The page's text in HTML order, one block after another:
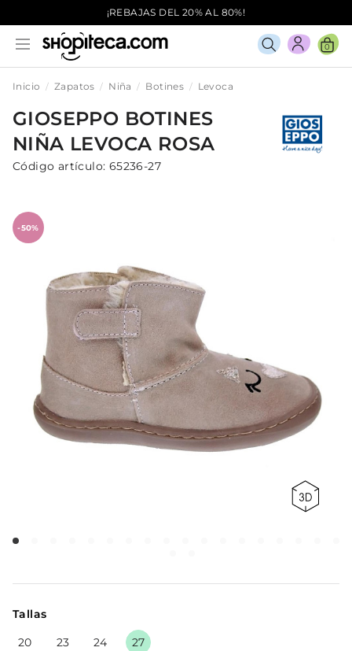
¡REBAJAS DEL 20% AL 80%!
0
Inicio Zapatos Niña Botines Levoca
GIOSEPPO BOTINES
NIÑA LEVOCA ROSA
Código artículo: 65236-27
-50%
Tallas
20
23 24 27